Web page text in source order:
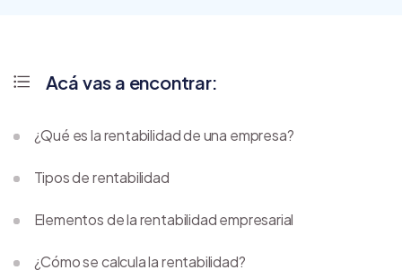
Acá vas a encontrar:
¿Qué es la rentabilidad de una empresa?
Tipos de rentabilidad
Elementos de la rentabilidad empresarial
¿Cómo se calcula la rentabilidad?